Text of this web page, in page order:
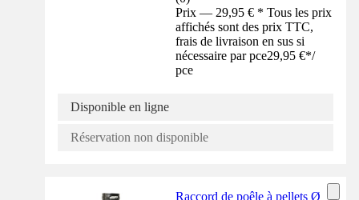
Prix — 29,95 € * Tous les prix
affichés sont des prix TTC,
frais de livraison en sus si
nécessaire par pce29,95 €*/
pce
Disponible en ligne
Réservation non disponible
Raccord de poêle à pellets Ø